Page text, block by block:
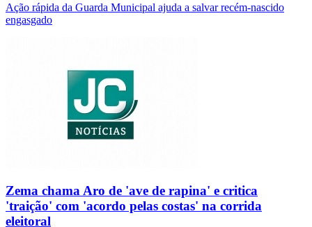
Ação rápida da Guarda Municipal ajuda a salvar recém-nascido
engasgado
Zema chama Aro de 'ave de rapina' e critica
'traição' com 'acordo pelas costas' na corrida
eleitoral